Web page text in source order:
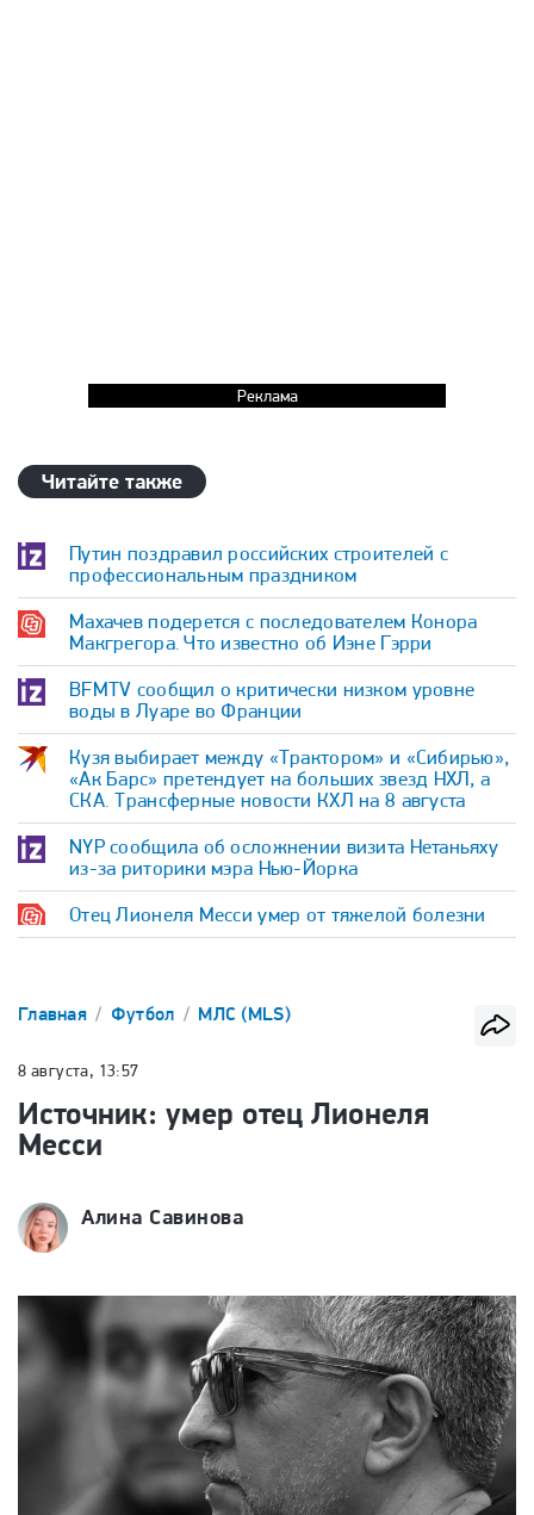
Реклама
Читайте также
Путин поздравил российских строителей с
профессиональным праздником
Махачев подерется с последователем Конора
Макгрегора. Что известно об Иэне Гэрри
BFMTV сообщил о критически низком уровне
воды в Луаре во Франции
Кузя выбирает между «Трактором» и «Сибирью»,
«Ак Барс» претендует на больших звезд НХЛ, а
СКА. Трансферные новости КХЛ на 8 августа
NYP сообщила об осложнении визита Нетаньяху
из-за риторики мэра Нью-Йорка
Отец Лионеля Месси умер от тяжелой болезни
Главная Футбол МЛС (MLS)
8 августа, 13:57
Источник: умер отец Лионеля
Месси
Алина Савинова